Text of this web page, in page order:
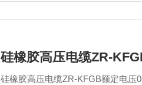
硅橡胶高压电缆ZR-
硅橡胶高压电缆ZR-KFGB额定电压